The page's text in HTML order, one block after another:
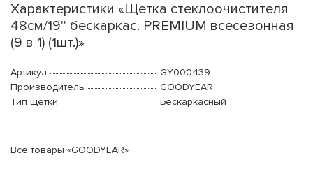
Характеристики «Щетка стеклоочистителя
48см/19'' бескаркас. PREMIUM всесезонная
(9 в 1) (1шт.)»
Артикул
GY000439
Производитель
GOODYEAR
Тип щетки
Бескаркасный
Все товары «GOODYEAR»